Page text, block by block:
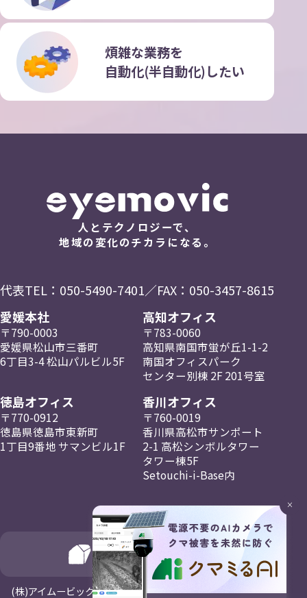
煩雑な業務を
自動化(半自動化)したい
人とテクノロジーで、
地域の変化のチカラになる。
代表TEL： 050-5490-7401／FAX：050-3457-8615
愛媛本社
〒790-0003
愛媛県松山市三番町
6丁目3-4松山パルビル5F
高知オフィス
〒783-0060
高知県南国市蛍が丘1-1-2
南国オフィスパーク
センター別棟 2F201号室
徳島オフィス
〒770-0912
徳島県徳島市東新町
1丁目9番地サマンビル1F
香川オフィス
〒760-0019
香川県高松市サンポート
2-1 高松シンボルタワー
タワー棟5F
Setouchi-i-Base内
(⁨⁩株)アイムービックはNagayaホールディングスの一員です
×